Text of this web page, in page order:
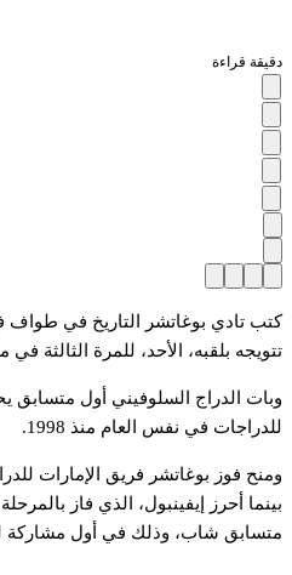
دقيقة قراءة
كتب تادي بوغاتشر التاريخ في طواف
تتويجه بلقبه، الأحد، للمرة الثالثة في
وبات الدراج السلوفيني أول متسابق
للدراجات في نفس العام منذ 1998.
ومنح فوز بوغاتشر فريق الإمارات
بينما أحرز إيفينبول، الذي فاز
متسابق شاب، وذلك في أول مشاركة